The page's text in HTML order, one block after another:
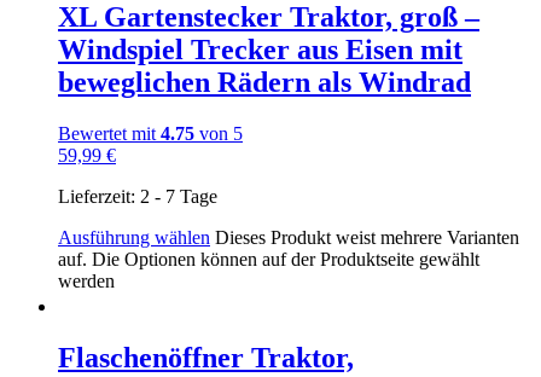
XL Gartenstecker Traktor, groß –
Windspiel Trecker aus Eisen mit
beweglichen Rädern als Windrad
Bewertet mit 4.75 von 5
59,99 €
Lieferzeit: 2 - 7 Tage
Ausführung wählen Dieses Produkt weist mehrere Varianten
auf. Die Optionen können auf der Produktseite gewählt
werden
Flaschenöffner Traktor,